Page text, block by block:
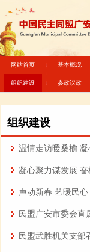
网站首页 基本概况
组织建设 参政议政
组织建设
温情走访暖桑榆 凝心聚力
凝心聚力谋发展 奋楫笃行启新
声动新春 艺暖民心 ——
民盟广安市委会直
民盟武胜机关支部